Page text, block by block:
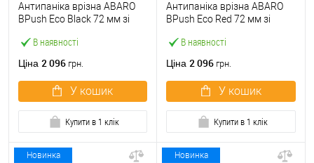
В наявності
Антипаніка врізна ABARO
BPush Eco Black 72 мм зі
Ціна 2 096 грн.
У кошик
Купити в 1 клік
В наявності
Антипаніка врізна ABARO
BPush Eco Red 72 мм зі
Ціна 2 096 грн.
У кошик
Купити в 1 клік
Новинка
Новинка